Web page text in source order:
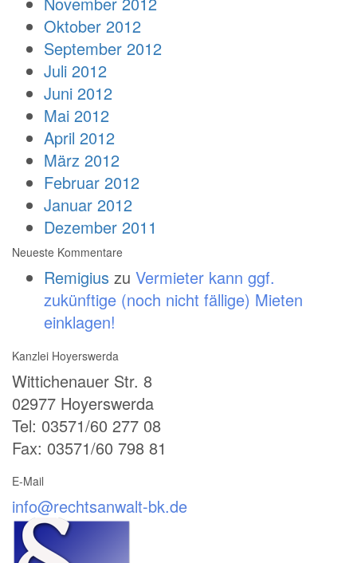
Oktober 2012
September 2012
Juli 2012
Juni 2012
Mai 2012
April 2012
März 2012
Februar 2012
Januar 2012
Dezember 2011
Neueste Kommentare
Remigius zu Vermieter kann ggf.
zukünftige (noch nicht fällige) Mieten
einklagen!
Kanzlei Hoyerswerda
Wittichenauer Str. 8
02977 Hoyerswerda
Tel: 03571/60 277 08
Fax: 03571/60 798 81
E-Mail
info@rechtsanwalt-bk.de